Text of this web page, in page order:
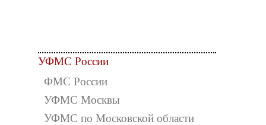
УФМС России
ФМС России
УФМС Москвы
УФМС по Московской области